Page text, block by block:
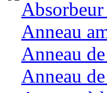
Anneau
Anneau
Anneau